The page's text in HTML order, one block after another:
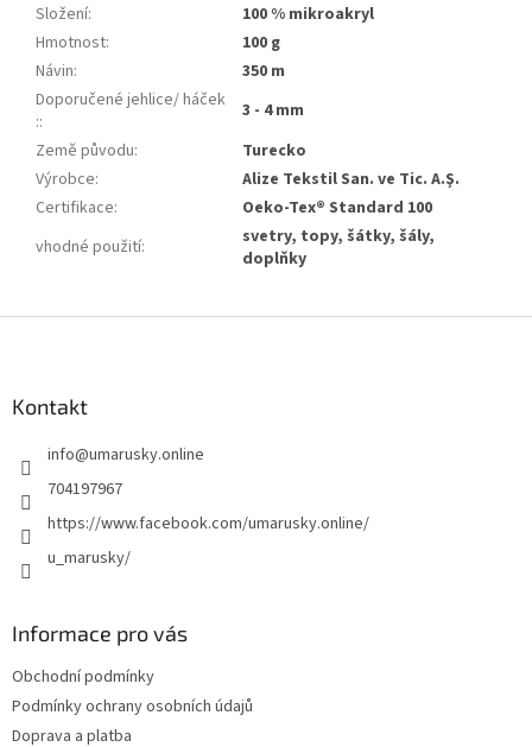
Složení:
100 % mikroakryl
Hmotnost:
100 g
Návin:
350 m
Doporučené jehlice/ háček
::
3 - 4 mm
Země původu:
Turecko
Výrobce:
Alize Tekstil San. ve Tic. A.Ş.
Certifikace:
Oeko-Tex® Standard 100
vhodné použití:
svetry, topy, šátky, šály,
doplňky
Kontakt
info@umarusky.online
704197967
https://www.facebook.com/umarusky.online/
u_marusky/
Informace pro vás
Obchodní podmínky
Podmínky ochrany osobních údajů
Doprava a platba